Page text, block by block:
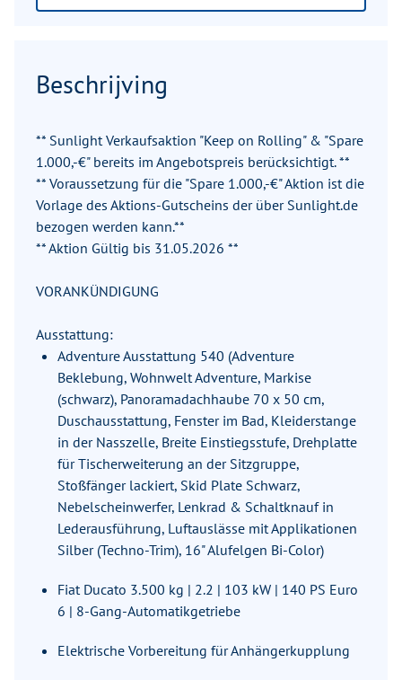
Beschrijving
** Sunlight Verkaufsaktion "Keep on Rolling" & "Spare
1.000,-€" bereits im Angebotspreis berücksichtigt. **
** Voraussetzung für die "Spare 1.000,-€" Aktion ist die
Vorlage des Aktions-Gutscheins der über Sunlight.de
bezogen werden kann.**
** Aktion Gültig bis 31.05.2026 **
VORANKÜNDIGUNG
Ausstattung:
Adventure Ausstattung 540 (Adventure
Beklebung, Wohnwelt Adventure, Markise
(schwarz), Panoramadachhaube 70 x 50 cm,
Duschausstattung, Fenster im Bad, Kleiderstange
in der Nasszelle, Breite Einstiegsstufe, Drehplatte
für Tischerweiterung an der Sitzgruppe,
Stoßfänger lackiert, Skid Plate Schwarz,
Nebelscheinwerfer, Lenkrad & Schaltknauf in
Lederausführung, Luftauslässe mit Applikationen
Silber (Techno-Trim), 16" Alufelgen Bi-Color)
Fiat Ducato 3.500 kg | 2.2 | 103 kW | 140 PS Euro
6 | 8-Gang-Automatikgetriebe
Elektrische Vorbereitung für Anhängerkupplung